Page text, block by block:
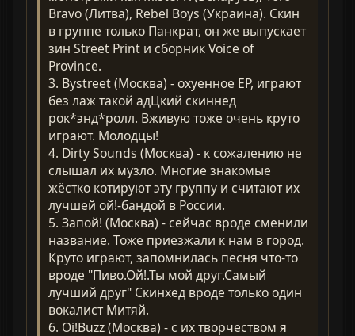
Bravo (Литва), Rebel Boys (Украина). Скин
в группе только Панкрат, он же выпускает
зин Street Print и сборник Voice of
Province.
3. Bystreet (Москва) - охуенное EP, играют
без лаж такой адЦкий скиннед
рок*энд*ролл. Вживую тоже очень круто
играют. Молодцы!
4. Dirty Sounds (Москва) - к сожалению не
слышал их музло. Многие знакомые
жёстко котируют эту группу и считают их
лучшей ой!-бандой в России.
5. Запой! (Москва) - сейчас вроде сменили
название. Тоже приезжали к нам в город.
Круто играют, запомнилась песня что-то
вроде "Пиво.Ой!.Ты мой друг.Самый
лучший друг" Скинхед вроде только один
вокалист Митяй.
6. Oi!Buzz (Москва) - с их творчеством я